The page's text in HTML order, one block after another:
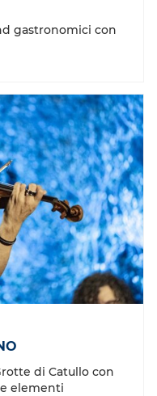
gastronomici con
di Catullo con
elementi